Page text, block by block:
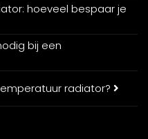
hoeveel bespaar je
bij een
radiator?